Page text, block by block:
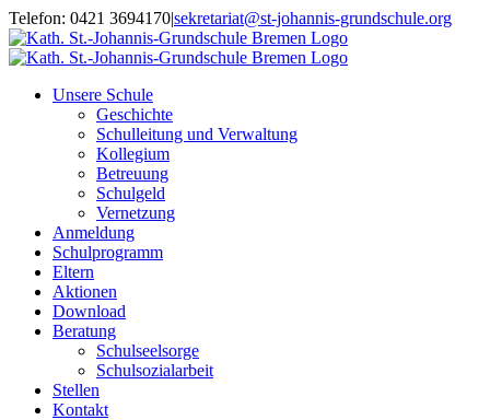
Zum
Inhalt
springen
Telefon: 0421 3694170|sekretariat@st-johannis-grundschule.org
Unsere Schule
Geschichte
Schulleitung und Verwaltung
Kollegium
Betreuung
Schulgeld
Vernetzung
Anmeldung
Schulprogramm
Eltern
Aktionen
Download
Beratung
Schulseelsorge
Schulsozialarbeit
Stellen
Kontakt